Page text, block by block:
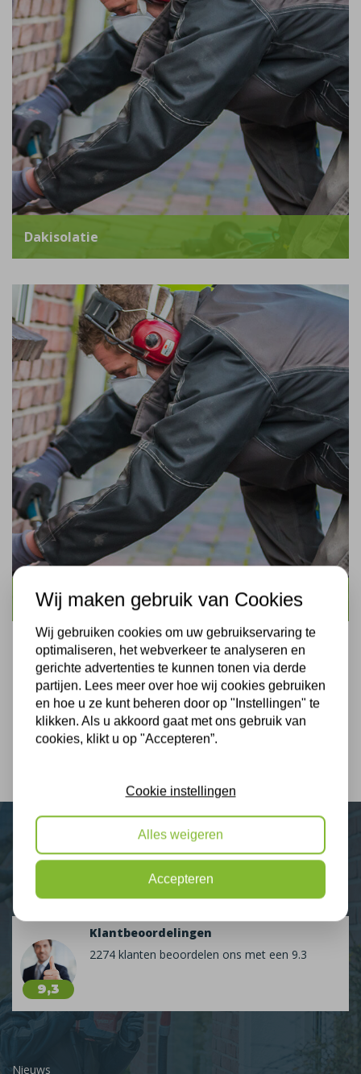
Plus Isolatie
Uw isolatie specialist
9,3
Klantbeoordelingen
2274 klanten beoordelen ons met een 9.3
Nieuws
Dakisolatie
Vloerisolatie
Wij maken gebruik van Cookies
Wij gebruiken cookies om uw gebruikservaring te
optimaliseren, het webverkeer te analyseren en
gerichte advertenties te kunnen tonen via derde
partijen. Lees meer over hoe wij cookies gebruiken
en hoe u ze kunt beheren door op "Instellingen" te
klikken. Als u akkoord gaat met ons gebruik van
cookies, klikt u op "Accepteren”.
Cookie instellingen
Alles weigeren
Accepteren